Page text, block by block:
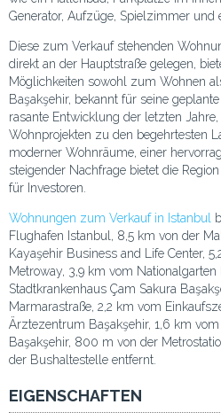
Generator, Aufzüge, Spielzimmer und
Diese zum Verkauf stehenden
direkt an der Hauptstraße gelegen,
Möglichkeiten sowohl zum Wohnen
Başakşehir, bekannt für seine
rasante Entwicklung der letzten
Wohnprojekten zu den begehrtesten
moderner Wohnräume, einer
steigender Nachfrage bietet die
für Investoren.
Wohnungen zum Verkauf in Istanbul
Flughafen Istanbul, 8,5 km von der
Kayaşehir Business and Life Center,
Metroway, 3,9 km vom
Stadtkrankenhaus Çam Sakura
Marmarastraße, 2,2 km vom
Ärztezentrum Başakşehir, 1,6 km
Başakşehir, 800 m von der
der Bushaltestelle entfernt.
EIGENSCHAFTEN